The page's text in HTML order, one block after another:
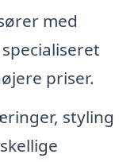
med
priser.
styling